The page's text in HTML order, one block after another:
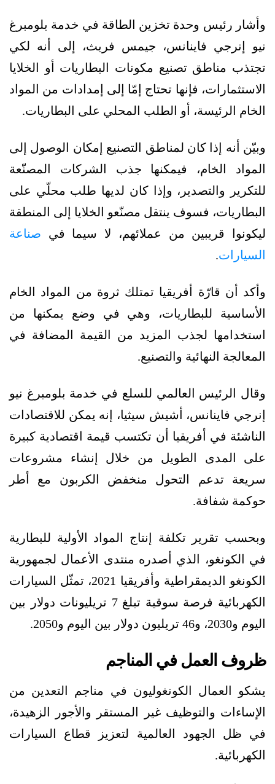
وأشار رئيس وحدة تخزين الطاقة في خدمة بلومبرغ
نيو إنرجي فاينانس، جيمس فريث، إلى أنه لكي
تجتذب مناطق تصنيع مكونات البطاريات أو الخلايا
الاستثمارات، فإنها تحتاج إمّا إلى إمدادات من المواد
الخام الرئيسة، أو الطلب المحلي على البطاريات.
وبيّن أنه إذا كان لمناطق التصنيع إمكان الوصول إلى
المواد الخام، فيمكنها جذب الشركات المصنّعة
للتكرير والتصدير، وإذا كان لديها طلب محلّي على
البطاريات، فسوف ينتقل مصنّعو الخلايا إلى المنطقة
ليكونوا قريبين من عملائهم، لا سيما في صناعة
السيارات.
وأكد أن قارّة أفريقيا تمتلك ثروة من المواد الخام
الأساسية للبطاريات، وهي في وضع يمكنها من
استخدامها لجذب المزيد من القيمة المضافة في
المعالجة النهائية والتصنيع.
وقال الرئيس العالمي للسلع في خدمة بلومبرغ نيو
إنرجي فاينانس، أشيش سيثيا، إنه يمكن للاقتصادات
الناشئة في أفريقيا أن تكتسب قيمة اقتصادية كبيرة
على المدى الطويل من خلال إنشاء مشروعات
سريعة تدعم التحول منخفض الكربون مع أطر
حوكمة شفافة.
وبحسب تقرير تكلفة إنتاج المواد الأولية للبطارية
في الكونغو، الذي أصدره منتدى الأعمال لجمهورية
الكونغو الديمقراطية وأفريقيا 2021، تمثّل السيارات
الكهربائية فرصة سوقية تبلغ 7 تريليونات دولار بين
اليوم و2030، و46 تريليون دولار بين اليوم و2050.
ظروف العمل في المناجم
يشكو العمال الكونغوليون في مناجم التعدين من
الإساءات والتوظيف غير المستقر والأجور الزهيدة،
في ظل الجهود العالمية لتعزيز قطاع السيارات
الكهربائية.